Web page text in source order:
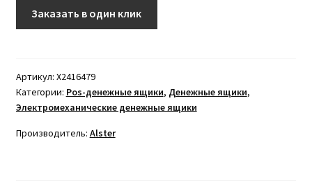
Заказать в один клик
Артикул: X2416479
Категории: Pos-денежные ящики, Денежные ящики,
Электромеханические денежные ящики
Производитель: Alster